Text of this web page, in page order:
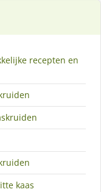
recepten en
kaas